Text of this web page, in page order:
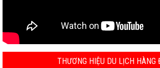
THƯƠNG HIỆU DU LỊCH HÀNG